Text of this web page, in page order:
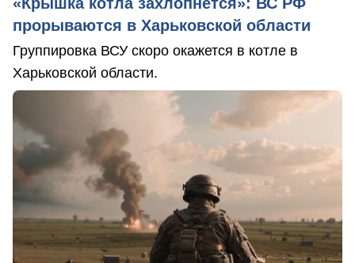
прорываются в Харьковской области
Группировка ВСУ скоро окажется в котле в
Харьковской области.